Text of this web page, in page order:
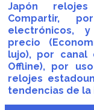
Japón
Compartir,
electrónicos,
precio
lujo), por canal
Offline), por
relojes
tendencias de la